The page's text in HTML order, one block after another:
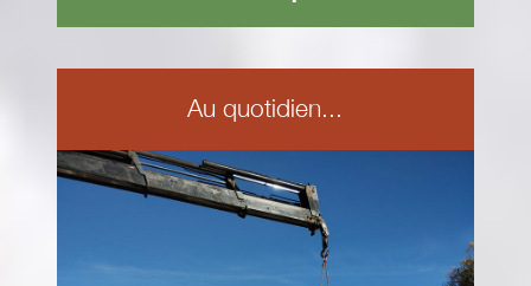
Au quotidien...